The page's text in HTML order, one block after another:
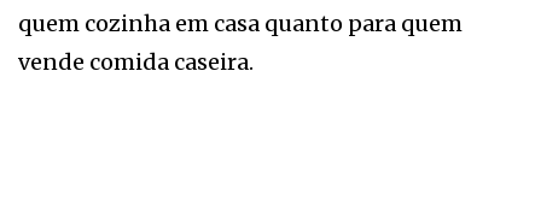
quem cozinha em casa quanto para quem
vende comida caseira.